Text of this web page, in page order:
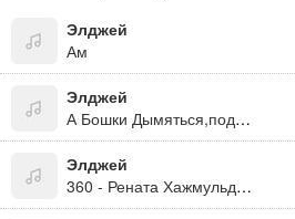
Элджей
Ам
Элджей
А Бошки Дымяться,подружки Скучают.
Элджей
360 - Рената Хажмульдинова, Антон Маликов